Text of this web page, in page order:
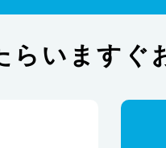
らいますぐ